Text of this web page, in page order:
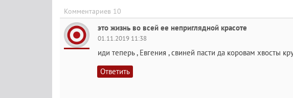
Комментариев 10
это жизнь во всей ее неприглядной красоте
01.11.2019 11:38
иди теперь , Евгения , свиней пасти да коровам хвосты
Ответить